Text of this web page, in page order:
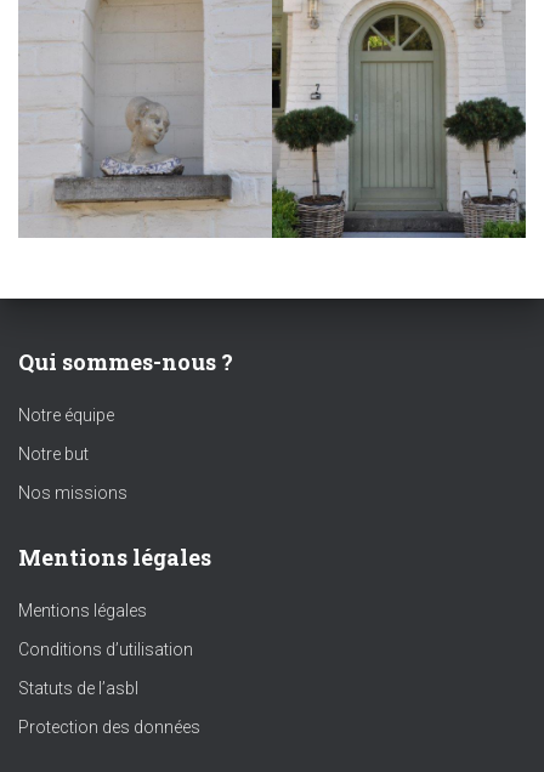
Qui sommes-nous ?
Notre équipe
Notre but
Nos missions
Mentions légales
Mentions légales
Conditions d’utilisation
Statuts de l’asbl
Protection des données